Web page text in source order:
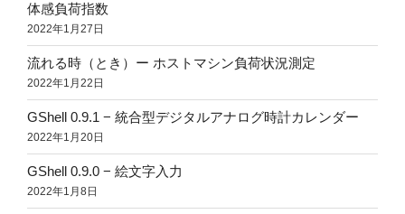
体感負荷指数
2022年1月27日
流れる時（とき）ー ホストマシン負荷状況測定
2022年1月22日
GShell 0.9.1 − 統合型デジタルアナログ時計カレンダー
2022年1月20日
GShell 0.9.0 − 絵文字入力
2022年1月8日